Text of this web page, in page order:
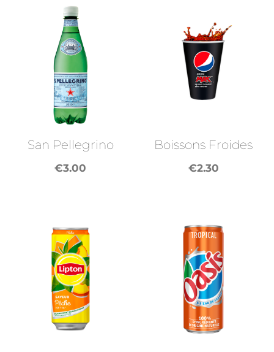
San Pellegrino
€3.00
Boissons Froides
€2.30